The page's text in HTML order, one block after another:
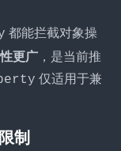
都能拦截对象操
更广，是当前推
仅适用于兼
制